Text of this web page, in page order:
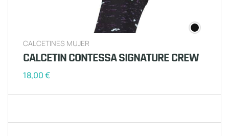
CALCETINES MUJER
CALCETIN CONTESSA SIGNATURE CREW
18,00€